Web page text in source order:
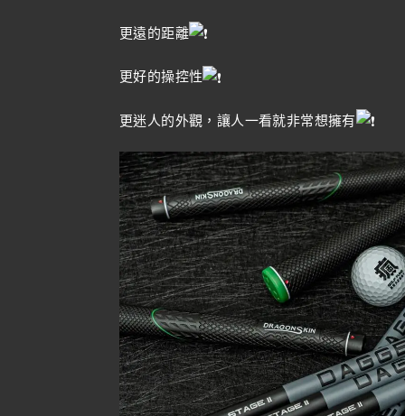
更遠的距離
更好的操控性
更迷人的外觀，讓人一看就非常想擁有